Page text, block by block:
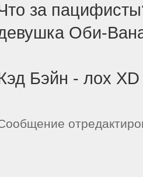
за
Оби-
Бэйн - лох XD